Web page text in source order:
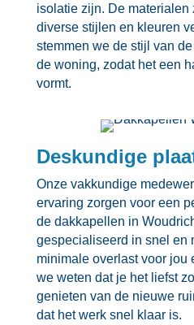
isolatie zijn.​ De materialen
diverse stijlen en kleuren
stemmen we de stijl van
de woning, zodat het een
vormt.​
Deskundige
Onze vakkundige
ervaring zorgen voor een
de dakkapellen in
gespecialiseerd in snel en
minimale overlast voor jou
we weten dat je het liefst
genieten van de nieuwe
dat het werk snel klaar is.​